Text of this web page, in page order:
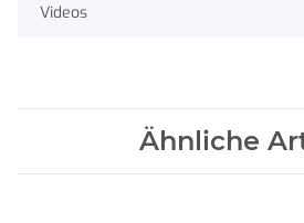
Videos
Ähnliche